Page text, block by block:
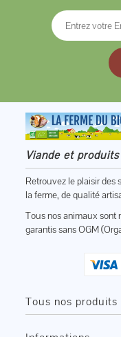
Viande et
Retrouvez le plaisir des
la ferme, de qualité
Tous nos animaux sont
garantis sans OGM
Tous nos produits